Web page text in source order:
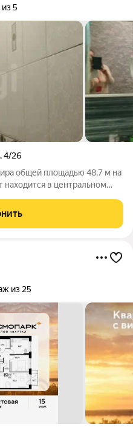
5
,4/26
общей площадью 48,7 м на
в центральном
в непосредственной
из 25